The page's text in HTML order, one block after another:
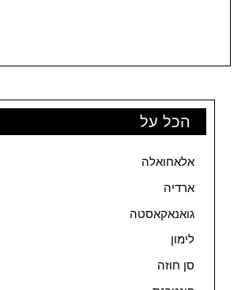
הכל על
אלאחואלה
ארדיה
גואנאקאסטה
לימון
סן חוזה